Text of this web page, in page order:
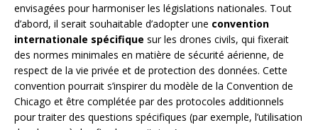
envisagées pour harmoniser les législations nationales. Tout
d’abord, il serait souhaitable d’adopter une convention
internationale spécifique sur les drones civils, qui fixerait
des normes minimales en matière de sécurité aérienne, de
respect de la vie privée et de protection des données. Cette
convention pourrait s’inspirer du modèle de la Convention de
Chicago et être complétée par des protocoles additionnels
pour traiter des questions spécifiques (par exemple, l’utilisation